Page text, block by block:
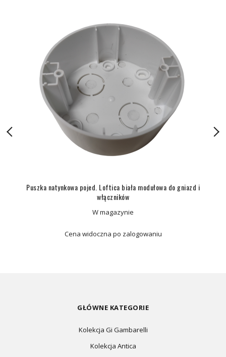
Puszka natynkowa pojed. Loftica biała modułowa do gniazd i
włączników
W magazynie
Cena widoczna po zalogowaniu
GŁÓWNE KATEGORIE
Kolekcja Gi Gambarelli
Kolekcja Antica